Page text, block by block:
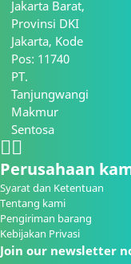
Jakarta Barat,
Provinsi DKI
Jakarta, Kode
Pos: 11740
PT.
Tanjungwangi
Makmur
Sentosa
Perusahaan
Syarat dan Ketentuan
Tentang kami
Pengiriman barang
Kebijakan Privasi
Join our newsletter